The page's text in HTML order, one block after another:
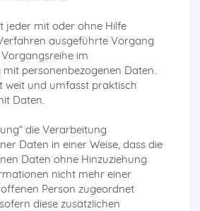
jeder mit oder ohne Hilfe
ausgeführte Vorgang
im
personenbezogenen Daten.
weit und umfasst praktisch
Daten.
die Verarbeitung
Daten in einer Weise, dass die
Daten ohne Hinzuziehung
nicht mehr einer
Person zugeordnet
diese zusätzlichen